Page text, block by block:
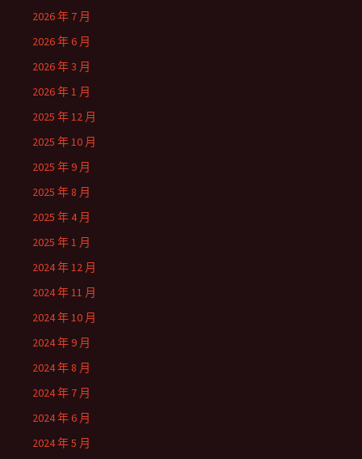
2026 年 7 月
2026 年 6 月
2026 年 3 月
2026 年 1 月
2025 年 12 月
2025 年 10 月
2025 年 9 月
2025 年 8 月
2025 年 4 月
2025 年 1 月
2024 年 12 月
2024 年 11 月
2024 年 10 月
2024 年 9 月
2024 年 8 月
2024 年 7 月
2024 年 6 月
2024 年 5 月